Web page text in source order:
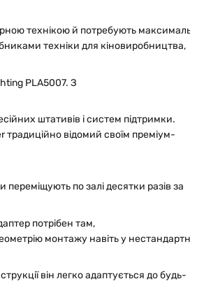
технікою й потребують максимальної
техніки для кіновиробництва,
PLA5007. З
штативів і систем підтримки.
відомий своїм преміум-
по залі десятки разів за
потрібен там,
монтажу навіть у нестандартних
він легко адаптується до будь-